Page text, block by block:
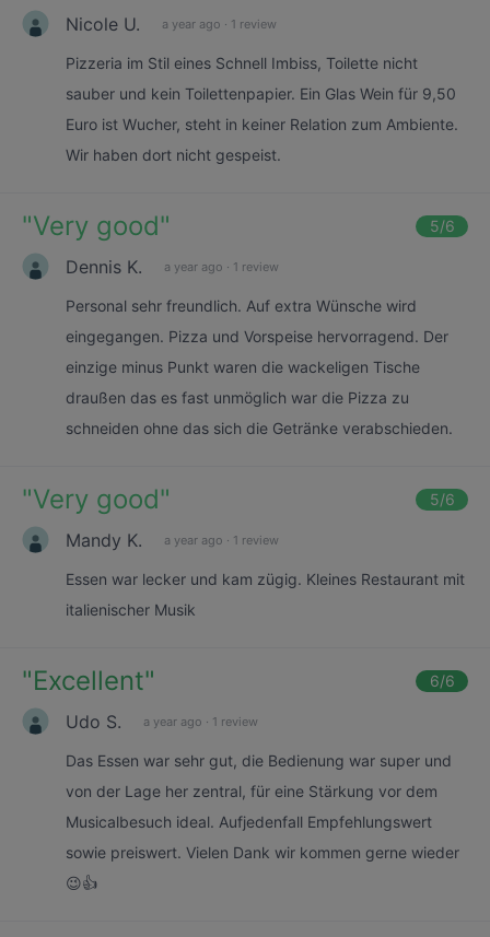
Nicole U. a year ago · 1 review
Pizzeria im Stil eines Schnell Imbiss, Toilette nicht
sauber und kein Toilettenpapier. Ein Glas Wein für 9,50
Euro ist Wucher, steht in keiner Relation zum Ambiente.
Wir haben dort nicht gespeist.
"Very good" 5/6
Dennis K. a year ago · 1 review
Personal sehr freundlich. Auf extra Wünsche wird
eingegangen. Pizza und Vorspeise hervorragend. Der
einzige minus Punkt waren die wackeligen Tische
draußen das es fast unmöglich war die Pizza zu
schneiden ohne das sich die Getränke verabschieden.
"Very good" 5/6
Mandy K. a year ago · 1 review
Essen war lecker und kam zügig. Kleines Restaurant mit
italienischer Musik
"Excellent" 6/6
Udo S. a year ago · 1 review
Das Essen war sehr gut, die Bedienung war super und
von der Lage her zentral, für eine Stärkung vor dem
Musicalbesuch ideal. Aufjedenfall Empfehlungswert
sowie preiswert. Vielen Dank wir kommen gerne wieder
😉👍